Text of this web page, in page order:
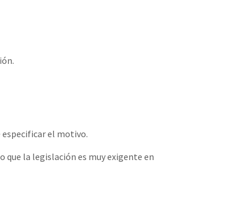
especificar el motivo.
que la legislación es muy exigente en